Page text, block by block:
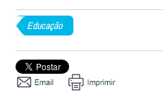
Educação